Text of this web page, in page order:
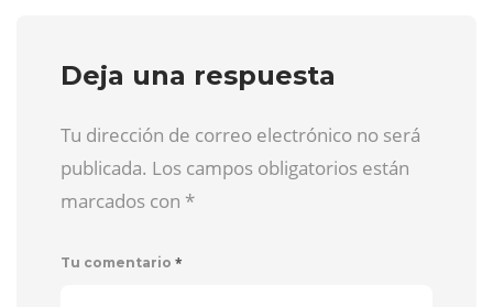
Deja una respuesta
Tu dirección de correo electrónico no será
publicada. Los campos obligatorios están
marcados con *
Tu comentario *